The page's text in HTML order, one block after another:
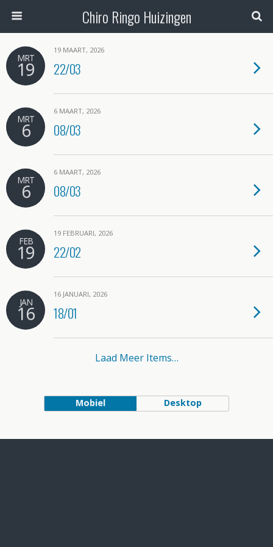
Chiro Ringo Huizingen
MRT
19
19 MAART, 2026
22/03
MRT
6
6 MAART, 2026
08/03
MRT
6
6 MAART, 2026
08/03
FEB
19
19 FEBRUARI, 2026
22/02
JAN
16
16 JANUARI, 2026
18/01
Laad Meer Items…
Mobiel Desktop